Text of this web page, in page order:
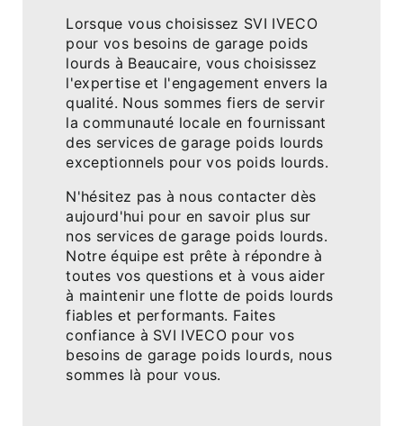
Lorsque vous choisissez SVI IVECO
pour vos besoins de garage poids
lourds à Beaucaire, vous choisissez
l'expertise et l'engagement envers la
qualité. Nous sommes fiers de servir
la communauté locale en fournissant
des services de garage poids lourds
exceptionnels pour vos poids lourds.
N'hésitez pas à nous contacter dès
aujourd'hui pour en savoir plus sur
nos services de garage poids lourds.
Notre équipe est prête à répondre à
toutes vos questions et à vous aider
à maintenir une flotte de poids lourds
fiables et performants. Faites
confiance à SVI IVECO pour vos
besoins de garage poids lourds, nous
sommes là pour vous.